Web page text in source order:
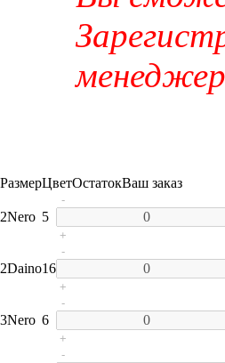
РазмерЦветОстатокВаш заказ
2Nero 5
-
+
2Daino16
-
+
3Nero 6
-
+
-